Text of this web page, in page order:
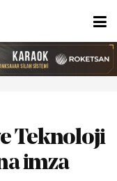
Teknoloji
imza